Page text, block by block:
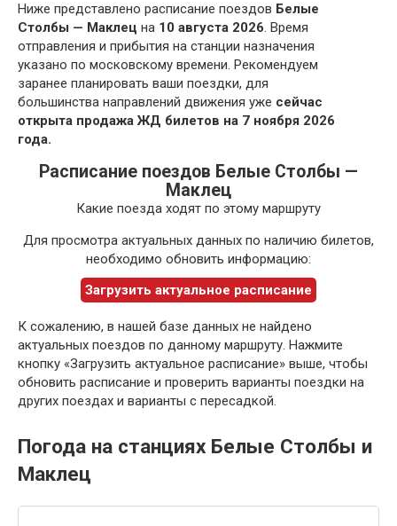
Ниже представлено расписание поездов Белые
Столбы — Маклец на 10 августа 2026. Время
отправления и прибытия на станции назначения
указано по московскому времени. Рекомендуем
заранее планировать ваши поездки, для
большинства направлений движения уже сейчас
открыта продажа ЖД билетов на 7 ноября 2026
года.
Расписание поездов Белые Столбы —
Маклец
Какие поезда ходят по этому маршруту
Для просмотра актуальных данных по наличию билетов,
необходимо обновить информацию:
Загрузить актуальное расписание
К сожалению, в нашей базе данных не найдено
актуальных поездов по данному маршруту. Нажмите
кнопку «Загрузить актуальное расписание» выше, чтобы
обновить расписание и проверить варианты поездки на
других поездах и варианты с пересадкой.
Погода на станциях Белые Столбы и
Маклец